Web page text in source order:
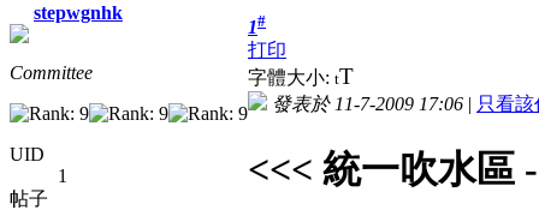
stepwgnhk
Committee
UID
1
帖子
1#
打印
字體大小: tT
發表於 11-7-2009 17:06 | 只看該
<<< 統一吹水區